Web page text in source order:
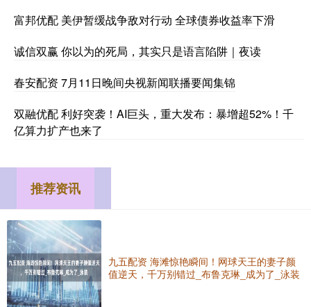
富邦优配 美伊暂缓战争敌对行动 全球债券收益率下滑
诚信双赢 你以为的死局，其实只是语言陷阱｜夜读
春安配资 7月11日晚间央视新闻联播要闻集锦
双融优配 利好突袭！AI巨头，重大发布：暴增超52%！千
亿算力扩产也来了
推荐资讯
九五配资 海滩惊艳瞬间！网球天王的妻子颜
值逆天，千万别错过_布鲁克琳_成为了_泳装